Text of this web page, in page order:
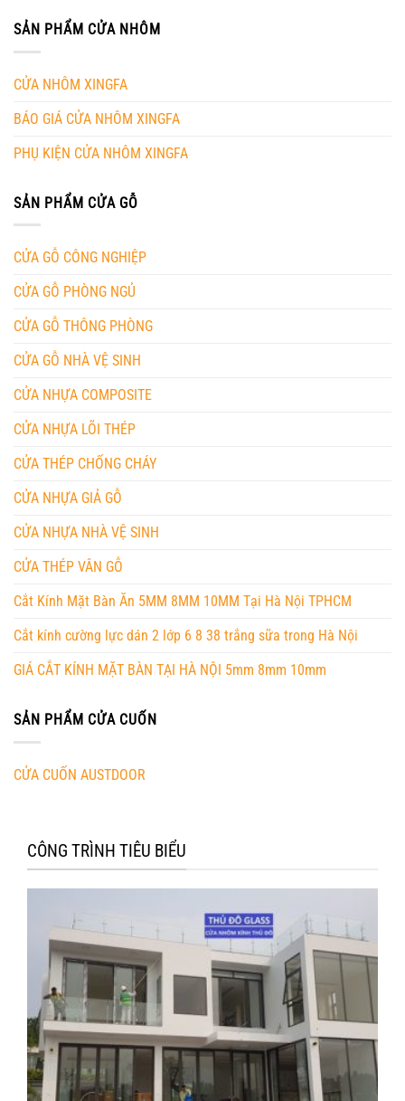
SẢN PHẨM CỬA NHÔM
CỬA NHÔM XINGFA
BÁO GIÁ CỬA NHÔM XINGFA
PHỤ KIỆN CỬA NHÔM XINGFA
SẢN PHẨM CỬA GỖ
CỬA GỖ CÔNG NGHIỆP
CỬA GỖ PHÒNG NGỦ
CỬA GỖ THÔNG PHÒNG
CỬA GỖ NHÀ VỆ SINH
CỬA NHỰA COMPOSITE
CỬA NHỰA LÕI THÉP
CỬA THÉP CHỐNG CHÁY
CỬA NHỰA GIẢ GỖ
CỬA NHỰA NHÀ VỆ SINH
CỬA THÉP VÂN GỖ
Cắt Kính Mặt Bàn Ăn 5MM 8MM 10MM Tại Hà Nội TPHCM
Cắt kính cường lực dán 2 lớp 6 8 38 trắng sữa trong Hà Nội
GIÁ CẮT KÍNH MẶT BÀN TẠI HÀ NỘI 5mm 8mm 10mm
SẢN PHẨM CỬA CUỐN
CỬA CUỐN AUSTDOOR
CÔNG TRÌNH TIÊU BIỂU